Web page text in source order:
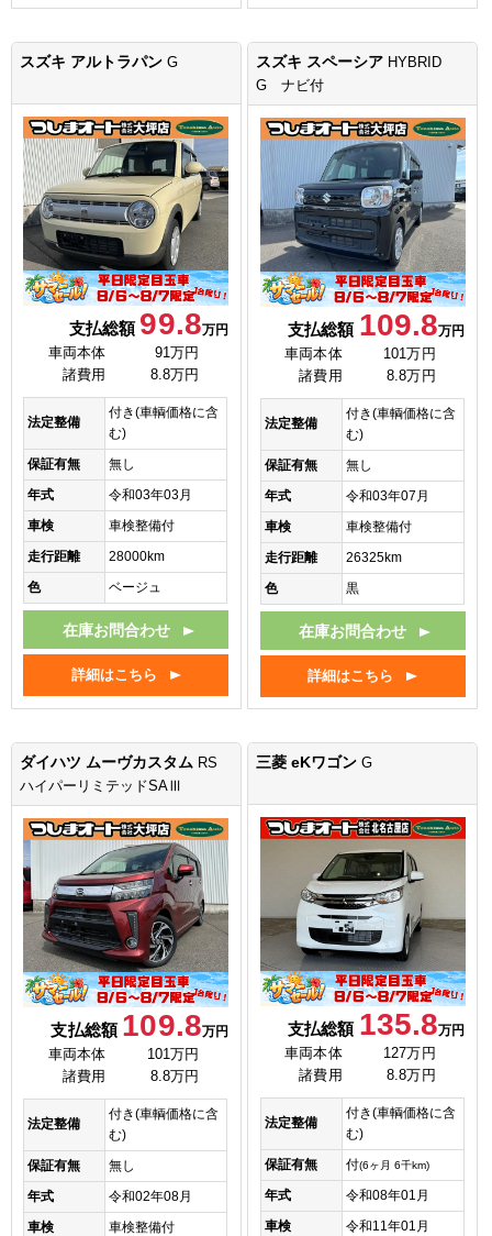
スズキ アルトラパン G
支払総額 99.8万円
車両本体
91万円
諸費用
8.8万円
法定整備
付き(車輌価格に含
む)
保証有無
無し
年式
令和03年03月
車検
車検整備付
走行距離
28000km
色
ベージュ
在庫お問合わせ
詳細はこちら
スズキ スペーシア HYBRID
G ナビ付
支払総額 109.8万円
車両本体
101万円
諸費用
8.8万円
法定整備
付き(車輌価格に含
む)
保証有無
無し
年式
令和03年07月
車検
車検整備付
走行距離
26325km
色
黒
在庫お問合わせ
詳細はこちら
ダイハツ ムーヴカスタム RS
ハイパーリミテッドSAⅢ
支払総額 109.8万円
車両本体
101万円
諸費用
8.8万円
法定整備
付き(車輌価格に含
む)
保証有無
無し
年式
令和02年08月
車検
車検整備付
三菱 eKワゴンG
支払総額 135.8万円
車両本体
127万円
諸費用
8.8万円
法定整備
付き(車輌価格に含
む)
保証有無
付(6ヶ月 6千km)
年式
令和08年01月
車検
令和11年01月